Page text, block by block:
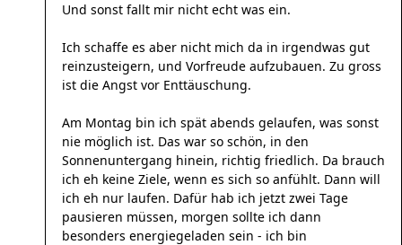
Und sonst fallt mir nicht echt was ein.
Ich schaffe es aber nicht mich da in irgendwas gut
reinzusteigern, und Vorfreude aufzubauen. Zu gross
ist die Angst vor Enttäuschung.
Am Montag bin ich spät abends gelaufen, was sonst
nie möglich ist. Das war so schön, in den
Sonnenuntergang hinein, richtig friedlich. Da brauch
ich eh keine Ziele, wenn es sich so anfühlt. Dann will
ich eh nur laufen. Dafür hab ich jetzt zwei Tage
pausieren müssen, morgen sollte ich dann
besonders energiegeladen sein - ich bin